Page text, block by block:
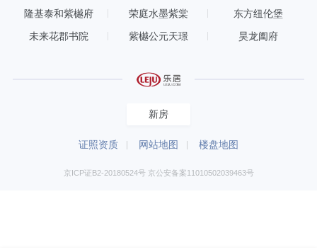
隆基泰和紫樾府 荣庭水墨紫棠 东方纽伦堡
未来花郡书院 紫樾公元天璟 昊龙阖府
新房
证照资质 网站地图 楼盘地图
京ICP证B2-20180524号 京公安备案11010502039463号